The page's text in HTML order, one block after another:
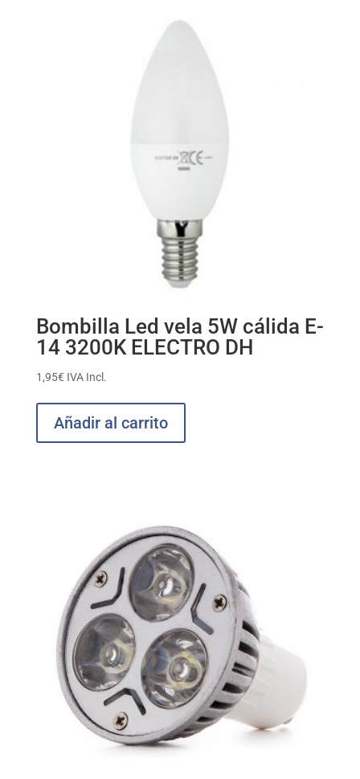
Bombilla Led vela 5W cálida E-
14 3200K ELECTRO DH
1,95€ IVA Incl.
Añadir al carrito